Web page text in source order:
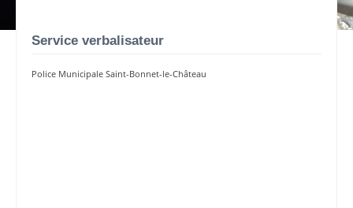
Service verbalisateur
Police Municipale Saint-Bonnet-le-Château